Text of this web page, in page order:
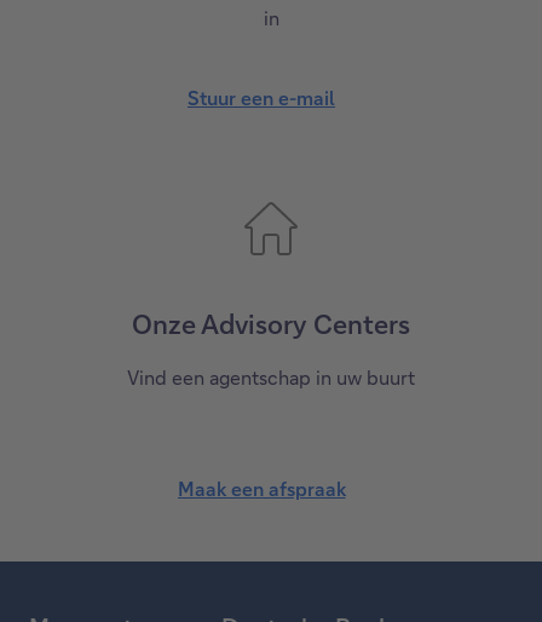
in
Stuur een e-mail
Onze Advisory Centers
Vind een agentschap in uw buurt
Maak een afspraak